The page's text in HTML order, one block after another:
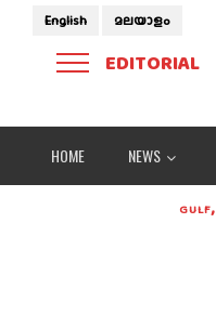
English മലയാളം
EDITORIAL
HOME NEWS
GULF,